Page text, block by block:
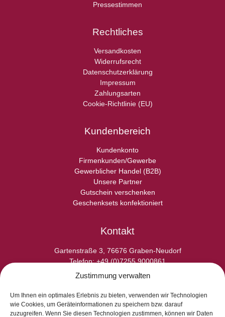
Zustimmung verwalten
Um Ihnen ein optimales Erlebnis zu bieten, verwenden wir Technologien
wie Cookies, um Geräteinformationen zu speichern bzw. darauf
zuzugreifen. Wenn Sie diesen Technologien zustimmen, können wir Daten
Pressestimmen
Rechtliches
Versandkosten
Widerrufsrecht
Datenschutzerklärung
Impressum
Zahlungsarten
Cookie-Richtlinie (EU)
Kundenbereich
Kundenkonto
Firmenkunden/Gewerbe
Gewerblicher Handel (B2B)
Unsere Partner
Gutschein verschenken
Geschenksets konfektioniert
Kontakt
Gartenstraße 3, 76676 Graben-Neudorf
Telefon: +49 (0)7255 9000861
E-Fax: +49 (0)7255 9000865
Kontaktformular